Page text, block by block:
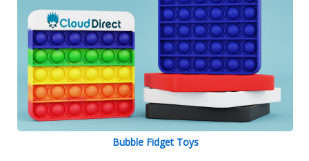
Bubble Fidget Toys